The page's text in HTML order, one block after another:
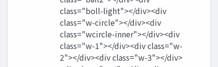
class="boll-light"></div><div
class="w-circle"></div><div
class="wcircle-inner"></div><div
class="w-1"></div><div class="w-
2"></div><div class="w-3"></div>